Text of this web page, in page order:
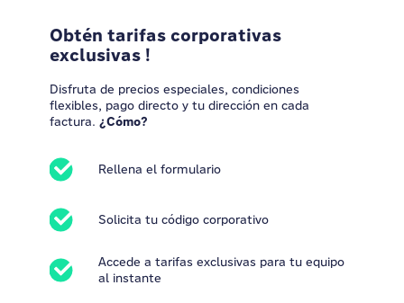
Obtén tarifas corporativas
exclusivas !
Disfruta de precios especiales, condiciones
flexibles, pago directo y tu dirección en cada
factura. ¿Cómo?
Rellena el formulario
Solicita tu código corporativo
Accede a tarifas exclusivas para tu equipo
al instante